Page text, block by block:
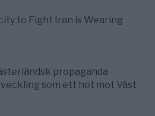
to Fight Iran is Wearing
propaganda
som ett hot mot Väst